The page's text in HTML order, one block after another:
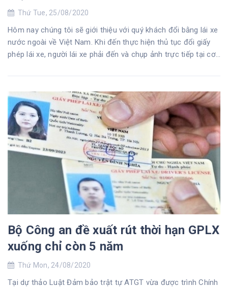
Thứ Tue, 25/08/2020
Hôm nay chúng tôi sẽ giới thiệu với quý khách đổi bằng lái xe
nước ngoài về Việt Nam. Khi đến thực hiện thủ tục đổi giấy
phép lái xe, người lái xe phải đến và chụp ảnh trực tiếp tại cơ
Bộ Công an đề xuất rút thời hạn GPLX
xuống chỉ còn 5 năm
Thứ Mon, 24/08/2020
Tại dự thảo Luật Đảm bảo trật tự ATGT vừa được trình Chính